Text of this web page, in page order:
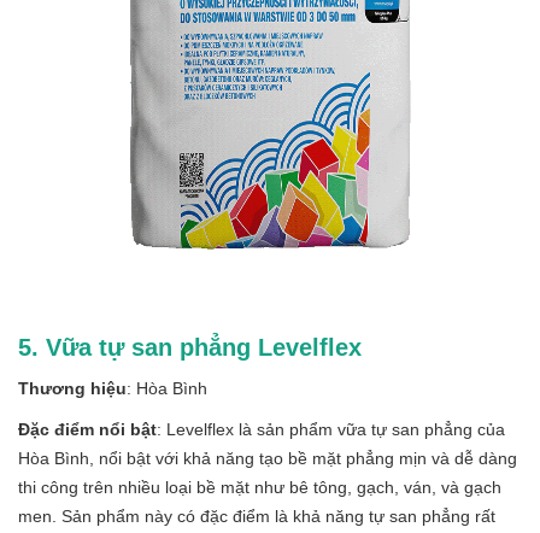
5. Vữa tự san phẳng Levelflex
Thương hiệu: Hòa Bình
Đặc điểm nổi bật: Levelflex là sản phẩm vữa tự san phẳng của
Hòa Bình, nổi bật với khả năng tạo bề mặt phẳng mịn và dễ dàng
thi công trên nhiều loại bề mặt như bê tông, gạch, ván, và gạch
men. Sản phẩm này có đặc điểm là khả năng tự san phẳng rất